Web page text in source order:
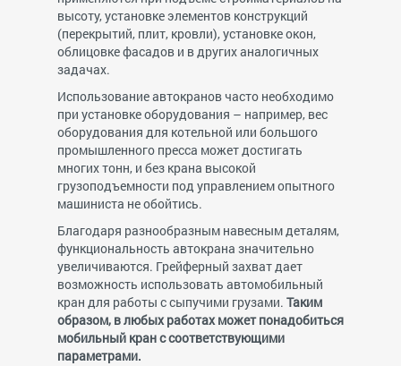
высоту, установке элементов конструкций
(перекрытий, плит, кровли), установке окон,
облицовке фасадов и в других аналогичных
задачах.
Использование автокранов часто необходимо
при установке оборудования – например, вес
оборудования для котельной или большого
промышленного пресса может достигать
многих тонн, и без крана высокой
грузоподъемности под управлением опытного
машиниста не обойтись.
Благодаря разнообразным навесным деталям,
функциональность автокрана значительно
увеличиваются. Грейферный захват дает
возможность использовать автомобильный
кран для работы с сыпучими грузами. Таким
образом, в любых работах может понадобиться
мобильный кран с соответствующими
параметрами.